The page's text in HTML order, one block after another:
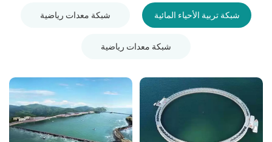
شبكة معدات رياضية شبكة تربية الأحياء المائية
شبكة معدات رياضية